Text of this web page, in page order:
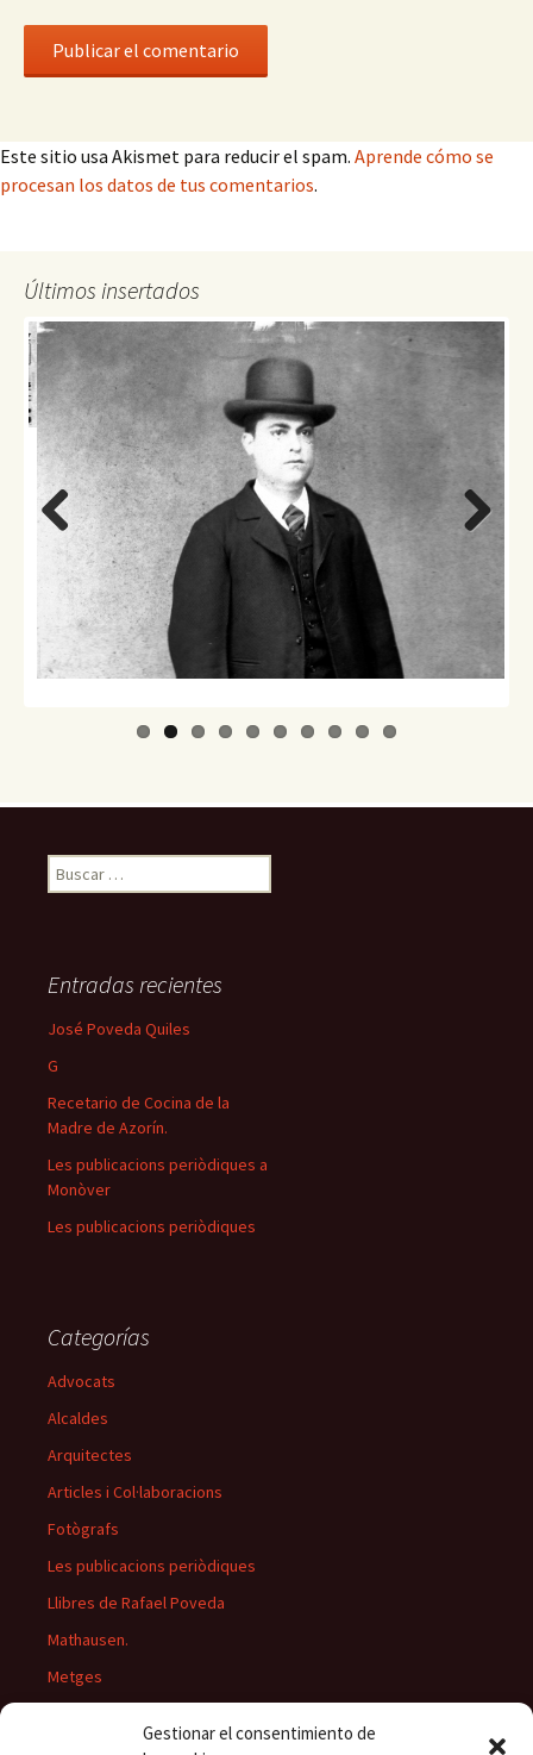
Gestionar el consentimiento de
Este sitio usa Akismet para reducir el spam. Aprende cómo se
procesan los datos de tus comentarios.
Últimos insertados
Previo
Buscar:
Entradas recientes
José Poveda Quiles
G
Recetario de Cocina de la
Madre de Azorín.
Les publicacions periòdiques a
Monòver
Les publicacions periòdiques
Categorías
Advocats
Alcaldes
Arquitectes
Articles i Col·laboracions
Fotògrafs
Les publicacions periòdiques
Llibres de Rafael Poveda
Mathausen.
Metges